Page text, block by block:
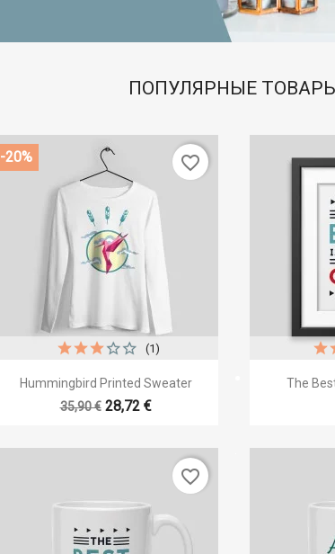
ПОПУЛЯРНЫЕ
Быстрый просмотр
Hummingbird Printed Sweater
35,90 € 28,72 €
(1)
-20% favorite_border

The
favorite_border
Create wishlist